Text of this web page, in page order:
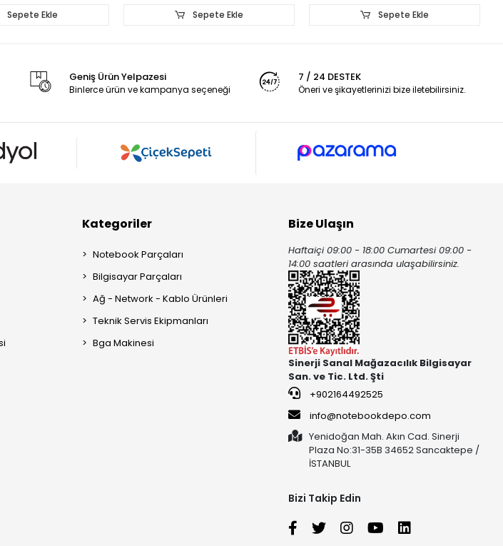
Sepete Ekle Sepete Ekle Sepete Ekle
Geniş Ürün Yelpazesi
Binlerce ürün ve kampanya seçeneği
7 / 24 DESTEK
Öneri ve şikayetlerinizi bize iletebilirsiniz.
Kategoriler
Notebook Parçaları
Bilgisayar Parçaları
Ağ - Network - Kablo Ürünleri
Teknik Servis Ekipmanları
Bga Makinesi
Bize Ulaşın
Haftaiçi 09:00 - 18:00 Cumartesi 09:00 -
14:00 saatleri arasında ulaşabilirsiniz.
Sinerji Sanal Mağazacılık Bilgisayar
San. ve Tic. Ltd. Şti
+902164492525
info@notebookdepo.com
Yenidoğan Mah. Akın Cad. Sinerji
Plaza No:31-35B 34652 Sancaktepe /
İSTANBUL
Bizi Takip Edin